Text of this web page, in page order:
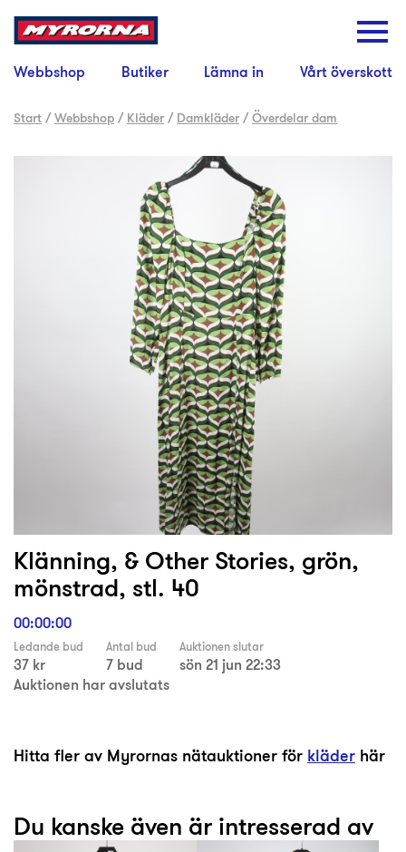
Webbshop Butiker Lämna in Vårt överskott
Start /Webbshop / Kläder / Damkläder /Överdelar dam
Klänning, & Other Stories, grön,
mönstrad, stl. 40
00:00:00
Ledande bud
37 kr
Antal bud
7 bud
Auktionen slutar
sön 21 jun 22:33
Auktionen har avslutats
Hitta fler av Myrornas nätauktioner för kläder här
Du kanske även är intresserad av